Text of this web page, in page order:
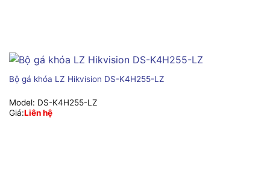
Bộ gá khóa LZ Hikvision DS-K4H255-LZ
Model: DS-K4H255-LZ
Giá:Liên hệ